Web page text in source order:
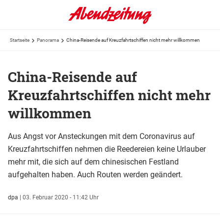
Startseite Panorama China-Reisende auf Kreuzfahrtschiffen nicht mehr willkommen
China-Reisende auf
Kreuzfahrtschiffen nicht mehr
willkommen
Aus Angst vor Ansteckungen mit dem Coronavirus auf
Kreuzfahrtschiffen nehmen die Reedereien keine Urlauber
mehr mit, die sich auf dem chinesischen Festland
aufgehalten haben. Auch Routen werden geändert.
dpa | 03. Februar 2020 - 11:42 Uhr